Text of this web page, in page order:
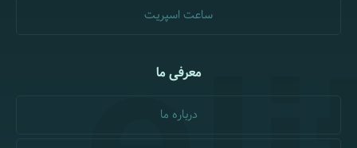
ساعت اسپریت
معرفی ما
درباره ما